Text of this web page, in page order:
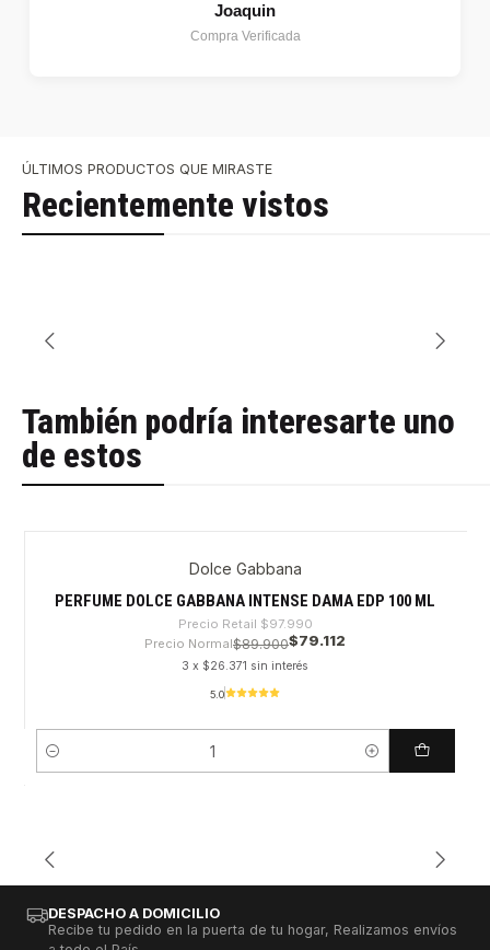
Joaquin
Compra Verificada
ÚLTIMOS PRODUCTOS QUE MIRASTE
Recientemente vistos
También podría interesarte uno
de estos
Dolce Gabbana
PERFUME DOLCE GABBANA INTENSE DAMA EDP 100 ML
Precio Retail $97.990
Precio Normal$89.900$79.112
3 x $26.371 sin interés
5.0
Cantidad
DESPACHO A DOMICILIO
Recibe tu pedido en la puerta de tu hogar, Realizamos envíos